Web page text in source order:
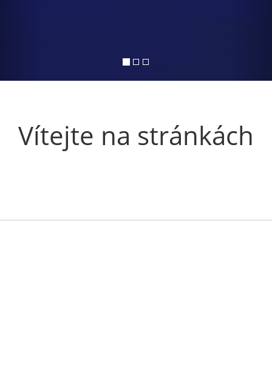
Vítejte na stránkách